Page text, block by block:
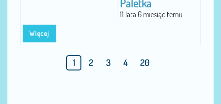
Więcej
Paletka
11 lata 6 miesiąc temu
1 2 3 4 20